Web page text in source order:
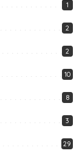
1
2
2
10
8
3
29